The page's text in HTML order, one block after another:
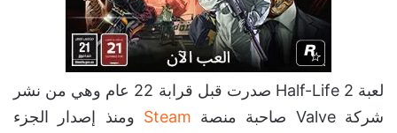
لعبة Half-Life 2 صدرت قبل قرابة 22 عام وهي من نشر
شركة Valve صاحبة منصة
Steam ومنذ إصدار الجزء